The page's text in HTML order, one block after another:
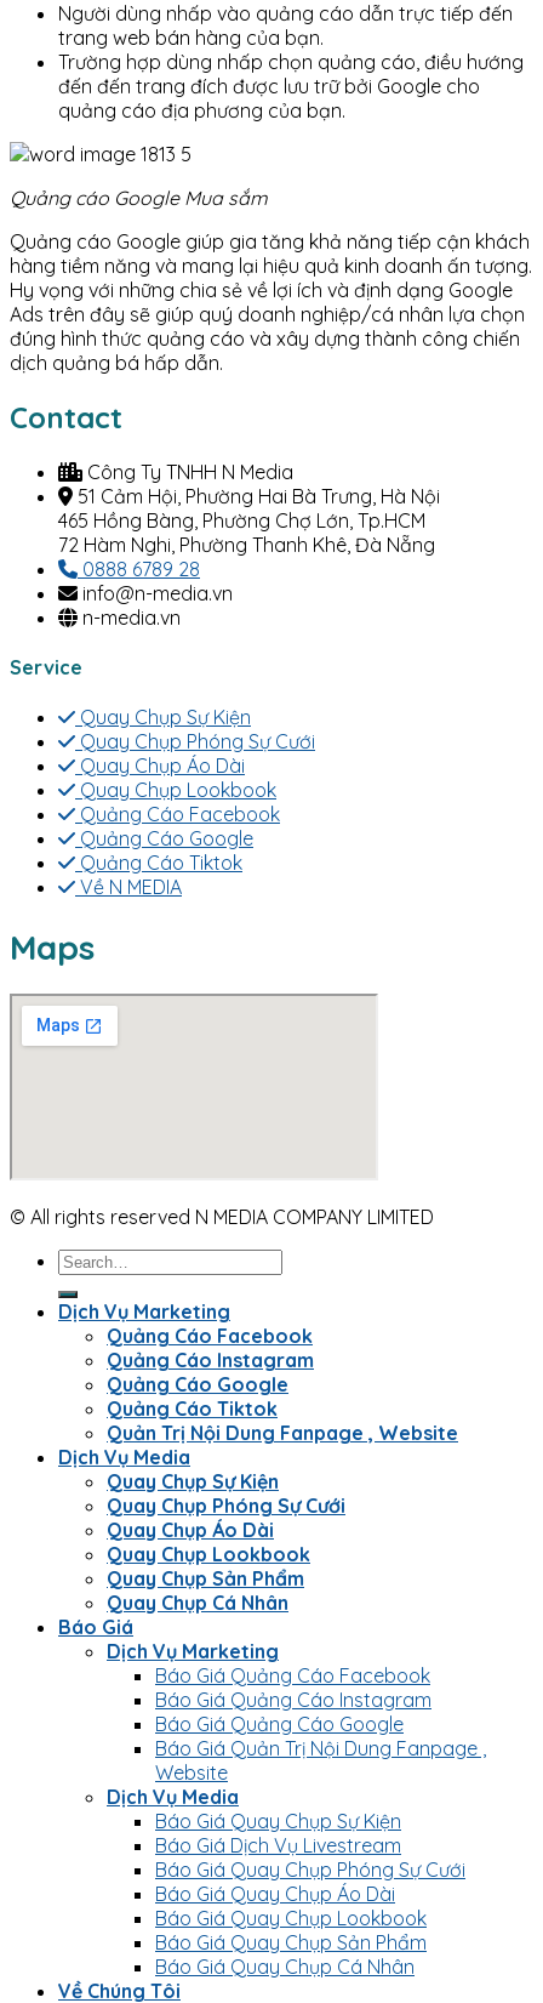
Người dùng nhấp vào quảng cáo dẫn trực tiếp đến
trang web bán hàng của bạn.
Trường hợp dùng nhấp chọn quảng cáo, điều hướng
đến đến trang đích được lưu trữ bởi Google cho
quảng cáo địa phương của bạn.
Quảng cáo Google Mua sắm
Quảng cáo Google giúp gia tăng khả năng tiếp cận khách
hàng tiềm năng và mang lại hiệu quả kinh doanh ấn tượng.
Hy vọng với những chia sẻ về lợi ích và định dạng Google
Ads trên đây sẽ giúp quý doanh nghiệp/cá nhân lựa chọn
đúng hình thức quảng cáo và xây dựng thành công chiến
dịch quảng bá hấp dẫn.
Contact
Công Ty TNHH N Media
51 Cảm Hội, Phường Hai Bà Trưng, Hà Nội
465 Hồng Bàng, Phường Chợ Lớn, Tp.HCM
72 Hàm Nghi, Phường Thanh Khê, Đà Nẵng
0888 6789 28
info@n-media.vn
n-media.vn
Service
Quay Chụp Sự Kiện
Quay Chụp Phóng Sự Cưới
Quay Chụp Áo Dài
Quay Chụp Lookbook
Quảng Cáo Facebook
Quảng Cáo Google
Quảng Cáo Tiktok
Về N MEDIA
Maps
© All rights reserved N MEDIA COMPANY LIMITED
Dịch Vụ Marketing
Quảng Cáo Facebook
Quảng Cáo Instagram
Quảng Cáo Google
Quảng Cáo Tiktok
Quản Trị Nội Dung Fanpage , Website
Dịch Vụ Media
Quay Chụp Sự Kiện
Quay Chụp Phóng Sự Cưới
Quay Chụp Áo Dài
Quay Chụp Lookbook
Quay Chụp Sản Phẩm
Quay Chụp Cá Nhân
Báo Giá
Dịch Vụ Marketing
Báo Giá Quảng Cáo Facebook
Báo Giá Quảng Cáo Instagram
Báo Giá Quảng Cáo Google
Báo Giá Quản Trị Nội Dung Fanpage ,
Website
Dịch Vụ Media
Báo Giá Quay Chụp Sự Kiện
Báo Giá Dịch Vụ Livestream
Báo Giá Quay Chụp Phóng Sự Cưới
Báo Giá Quay Chụp Áo Dài
Báo Giá Quay Chụp Lookbook
Báo Giá Quay Chụp Sản Phẩm
Báo Giá Quay Chụp Cá Nhân
Về Chúng Tôi